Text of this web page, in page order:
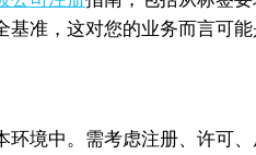
准，这对您的业务而言可能
境中。需考虑注册、许可